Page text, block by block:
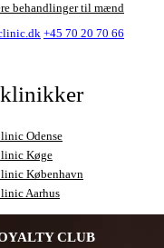
behandlinger til mænd
+45 70 20 70 66
Odense
Køge
København
Aarhus
CLUB